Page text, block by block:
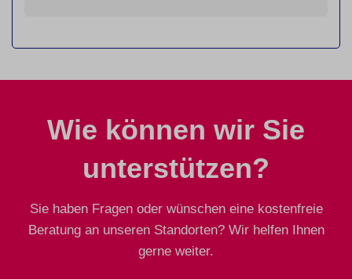
Wie können wir Sie
unterstützen?
Sie haben Fragen oder wünschen eine kostenfreie
Beratung an unseren Standorten? Wir helfen Ihnen
gerne weiter.